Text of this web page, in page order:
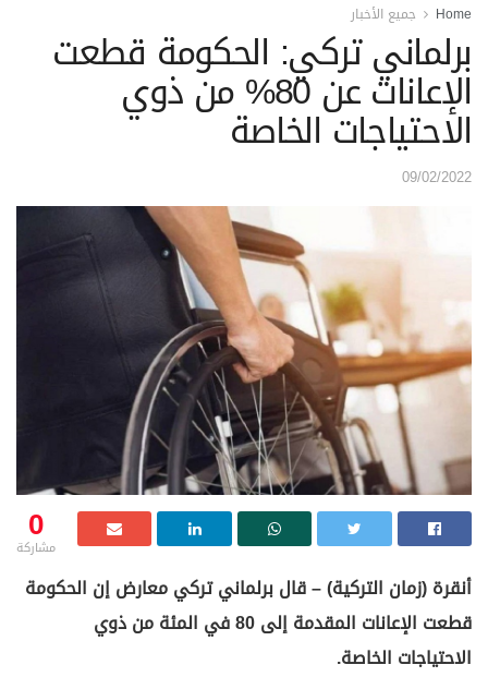
Home جميع الأخبار
برلماني تركي: الحكومة قطعت
الإعانات عن 80% من ذوي
الاحتياجات الخاصة
09/02/2022
0
مشاركة
أنقرة (زمان التركية) – قال برلماني تركي معارض إن الحكومة
قطعت الإعانات المقدمة إلى 80 في المئة من ذوي
الاحتياجات الخاصة.